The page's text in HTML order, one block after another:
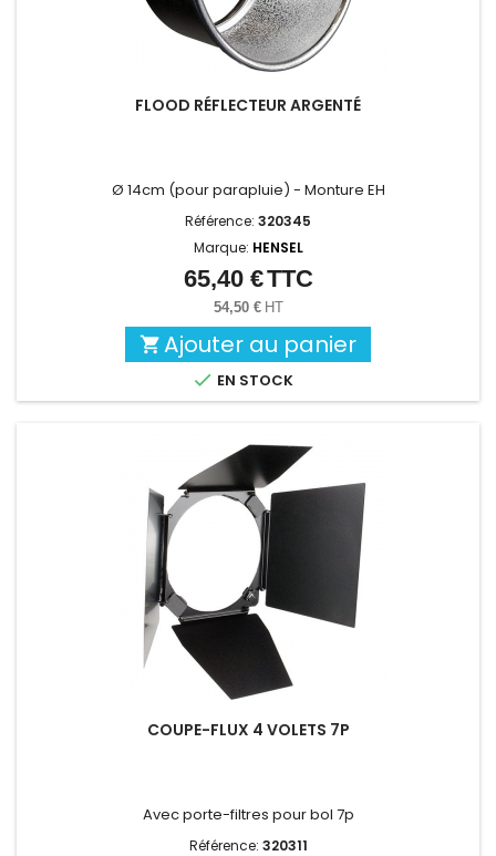
FLOOD RÉFLECTEUR ARGENTÉ
Ø 14cm (pour parapluie) - Monture EH
Référence: 320345
Marque: HENSEL
Prix
65,40 €TTC
54,50 € HT
 Ajouter au panier
 EN STOCK
COUPE-FLUX 4 VOLETS 7P
Avec porte-filtres pour bol 7p
Référence: 320311